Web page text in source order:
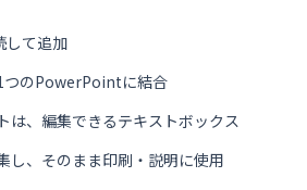
して追加
つのPowerPointに結合
は、編集できるテキストボックス
し、そのまま印刷・説明に使用